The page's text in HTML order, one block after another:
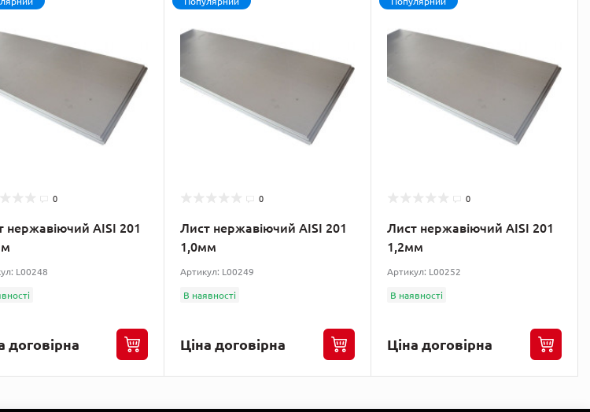
0
нержавіючий AISI 201
L00248
договірна
0
Лист нержавіючий AISI 201
1,0мм
Артикул: L00249
В наявності
Ціна договірна
0
Лист нержавіючий AISI 201
1,2мм
Артикул: L00252
В наявності
Ціна договірна